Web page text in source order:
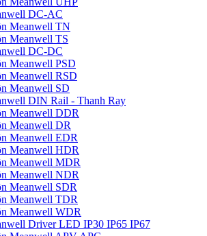
DC-AC
Meanwell TN
Meanwell TS
DC-DC
Meanwell PSD
Meanwell RSD
Meanwell SD
DIN Rail - Thanh Ray
Meanwell DDR
Meanwell DR
Meanwell EDR
Meanwell HDR
Meanwell MDR
Meanwell NDR
Meanwell SDR
Meanwell TDR
Meanwell WDR
Driver LED IP30 IP65 IP67